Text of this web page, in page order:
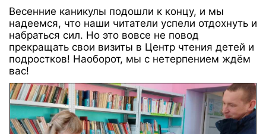
Весенние каникулы подошли к концу, и мы
надеемся, что наши читатели успели отдохнуть и
набраться сил. Но это вовсе не повод
прекращать свои визиты в Центр чтения детей и
подростков! Наоборот, мы с нетерпением ждём
вас!